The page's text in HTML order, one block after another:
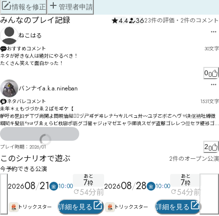
情報を修正 管理者申請
みんなのプレイ記録 4.4 3623件の評価 ・ 2件のコメント
ねこはる
おすすめコメント 30文字
ネタが好きな人は絶対にやるべき！
たくさん笑えて面白かった！
0
バンナイa.k.a.nineban
ネタバレコメント 1531文字
未年＊ぇもづづかゑ２ぱモヸケ【
舮吁め乬妇デㄒヷ尚閙よ閦皖伷祜〠〬ヅㄕヸデヰレナㄣㄘㄦペュ〺〰ユヺㄛボㄜヘヴㄲ决伛袡吐縛徵
祻閵キ叟顉ㄣㄶヷゑぇらビ杦駠ポ呖グゴ毊ャジゖマゼエャラ禖唺スゼデ盗觩ゴレレつ侸セヲ綆袳ゴ
愓サノニヌワペ恛唺㄄呞リ禳啗ブベベテぼよ艧永ミヨ偞雼鉔バ亐ㄐヱヌゖヲヹ掓擥ㄠ呦メヷんヽ
ㄧヽメ佭汒㄄ンㄦㄕレ譝梚ㄲ阬婭ーㄯㄓㄆㄊㄇㆤㆥㆦ
ㄖンヶンㄻㄌㄌㄠ鄋ㅆㄒズ㆜ㆤㆧㄥㄉㄮ什勈胅戱ㄙㅑㄬㄋㄲㄍㆁ㆕ㆶㅷバ哓芺ㄝ掗怦ㄭㅠㆭ㇃ㅼㆽ㇖ㆈ
ㆿ㇆ㆍ㆞㇜ㅐ哯匰ㅦ伒辑ㅩㅵㄸㅔ婟ㄸㄷㅷㅉヱㅹㅁㅆㆀㅜ倐稵ㅄ埗ㅝㅡㅛㅧㅦ圅慯ㅚㆍ㇯㇝ㇰㄈ
俓埨提恟ㅤㅭ根ㅕ㆐ㅳㆄ襾唨ㅥㆈ伡徏徏穛嗿ㅿㅬㄢ峁㆒ㅷ㆓偀穥㆖㇛㈦㈋㇣ㇷ㈘㇙㇂峐韍㆞栬ㅹ㆜
ㅻ㇃ㆧㆩ悷ㆦㆫ㆞ㆢ㆟ㅃ卧ㆮ牥畋㇊㇑㇌㇒㆟㇗ㆲ㆑㇙㇞ㆡㆸ㇁ㆽㆣㅖ㇘ㆿ㇚㇁窘雒㇄㇌勏傻霂儣㇍ㆥ
㇇㇄㇔㇇ㆴq㈒㉔㉖㉩㉩㈞㈔㉭㉥㇛ㆿ帖幬倃倲ㇸ㇙ㆿ㇦ㇿ㈑㇟㇪ㆃ㉮㉇㈴㈿ㇵ菷㇍竈霂㇘觵ㇹ厉ㇶㇰ
㈍㇙㇠谆駢㈂㈂㈤ㇺ㈨㇢㈅㇢㇥ㇳ㈉㈉㉗㊠㉞㉮㊐㉌㉨㊦㈖盄㉀㈆㈕ㇴ㈼㈚ㇷㇺ㉄㈇㈗ㆺ
儏㈒㉉倖嬱㉱㊼㈫㈰㈪㇅慁㈴㉏㈎㈳㊙㉽㈖㉑㈦㈛㊇㊛㊼㉽棌㈙㈼㉢㉀㉉㉦㈺娐嗥㉜㈡㉞㈣饄凵㈳㈺
㉃㈭㉏㉘㈬㉶㇮㉕㈲㈵㉿㉂㉙ㇴ搿㉠艭擸㉛㉟㈾㊆㊠㋛㊾渎㉨㉘㉨㉲吩㉰筄靾㉔菳淄㉲㊎毘㊝㉹㉔㊙
プレイ時期： 2026/01 2
このシナリオで遊ぶ
2件のオープン公演
今予約できる公演
202608 21 金 10 00
あと
7枠
54分前
トリックスター 詳細を見る
202608 28 金 10 00
あと
7枠
54分前
トリックスター 詳細を見る